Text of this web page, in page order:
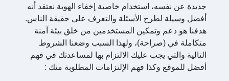
جديدة عن نفسه، استخدام خاصية إخفاء الهوية نعتقد أنه
أفضل وسيلة لطرح الأسئلة والتعرف على حقيقة الناس.
هدفنا هو دعم وتمكين المستخدمين من خلق بيئة آمنة
متكاملة في (صراحة)، ولهذا السبب وضعنا الشروط
التالية والتي يجب عليك الالتزام بها لمساعدتك في فهم
أفضل للموقع وكذا فهم الإلتزامات المطلوبة منك :